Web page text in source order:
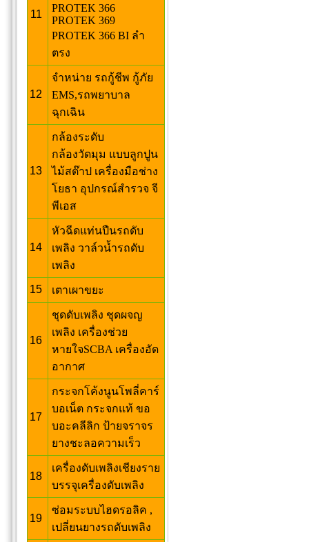
11
PROTEK 366
PROTEK 369
PROTEK 366 BI ลำ
ตรง
12
จำหน่าย รถกู้ชีพ กู้ภัย
EMS,รถพยาบาล
ฉุกเฉิน
13
กล้องระดับ
กล้องวัดมุม แบบลูกปูน
ไม้สต๊าป เครื่องมือช่าง
โยธา อุปกรณ์สำรวจ จี
พีเอส
14
หัวฉีดแท่นปืนรถดับ
เพลิง วาล์วน้ำรถดับ
เพลิง
15 เตาเผาขยะ
16
ชุดดับเพลิง ชุดผจญ
เพลิง เครื่องช่วย
หายใจSCBA เครื่องอัด
อากาศ
17
กระจกโค้งนูนโพลี่คาร์
บอเน็ต กระจกแท้ ขอ
บอะคลีลิก ป้ายจราจร
ยางชะลอความเร็ว
18
เครื่องดับเพลิงเชียงราย
บรรจุเครื่องดับเพลิง
19
ซ่อมระบบไฮดรอลิค ,
เปลี่ยนยางรถดับเพลิง